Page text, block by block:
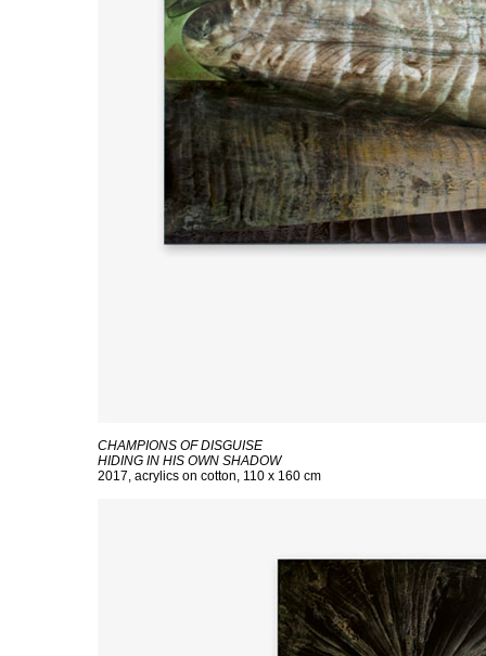
CHAMPIONS OF DISGUISE
HIDING IN HIS OWN SHADOW
2017, acrylics on cotton, 110 x 160 cm